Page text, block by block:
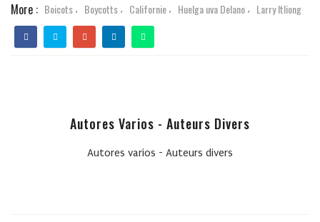
More : Boicots , Boycotts , Californie , Huelga uva Delano , Larry Itliong
Autores Varios - Auteurs Divers
Autores varios - Auteurs divers